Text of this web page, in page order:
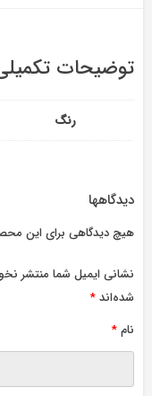
توضیحات
رنگ
دیدگاهها
هیچ دیدگاهی برای این
نشانی ایمیل شما منتشر
شده‌اند*
نام*